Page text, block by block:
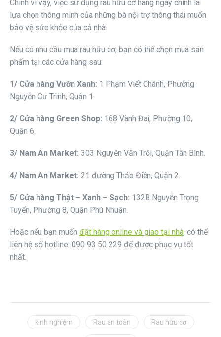
Chính vì vậy, việc sử dụng rau hữu cơ hàng ngày chính là
lựa chọn thông minh của những bà nội trợ thông thái muốn
bảo vệ sức khỏe của cả nhà.
Nếu có nhu cầu mua rau hữu cơ, bạn có thể chọn mua sản
phẩm tại các cửa hàng sau:
1/ Cửa hàng Vườn Xanh: 1 Phạm Viết Chánh, Phường
Nguyễn Cư Trinh, Quận 1.
2/ Cửa hàng Green Shop: 168 Vành Đai, Phường 10,
Quận 6.
3/ Nam An Market: 303 Nguyễn Văn Trỗi, Quận Tân Bình.
4/ Nam An Market: 21 đường Thảo Điền, Quận 2.
5/ Cửa hàng Thật – Xanh – Sạch: 132B Nguyễn Trọng
Tuyển, Phường 8, Quận Phú Nhuận.
Hoặc nếu bạn muốn đặt hàng online và giao tại nhà, có thể
liên hệ số hotline: 090 93 50 229 để được phục vụ tốt
nhất.
kinh nghiệm Rau an toàn Rau hữu cơ